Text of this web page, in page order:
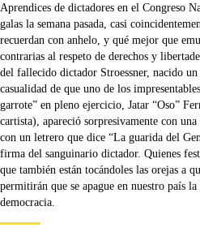
Aprendices de dictadores en el Congreso
galas la semana pasada, casi
recuerdan con anhelo, y qué mejor que
contrarias al respeto de derechos y
del fallecido dictador Stroessner, nacido
casualidad de que uno de los
garrote” en pleno ejercicio, Jatar “Oso”
cartista), apareció sorpresivamente con
con un letrero que dice “La guarida del
firma del sanguinario dictador. Quienes
que también están tocándoles las orejas a
permitirán que se apague en nuestro país
democracia.